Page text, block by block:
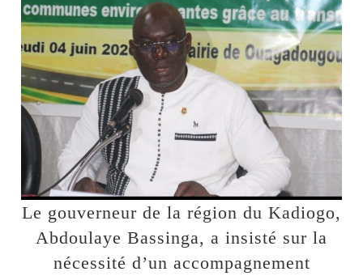
Le gouverneur de la région du Kadiogo,
Abdoulaye Bassinga, a insisté sur la
nécessité d’un accompagnement